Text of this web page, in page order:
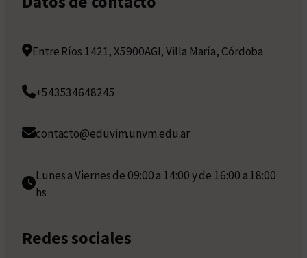
Entre Ríos 1421, X5900AGI, Villa María, Córdoba
+543534648245
contacto@eduvim.unvm.edu.ar
Lunes a Viernes de 09:00 a 14:00 y de 16:00 a 18:00
hs
Redes sociales